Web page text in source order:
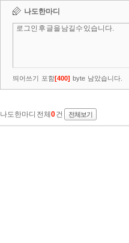
나도한마디
띄어쓰기 포함[400] byte 남았습니다.
나도한마디 전체 0건 전체보기